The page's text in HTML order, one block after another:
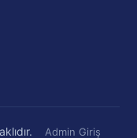
Admin Giriş